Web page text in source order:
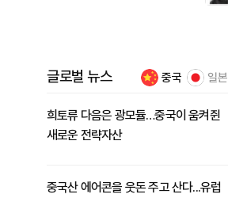
글로벌 뉴스 중국 일본
희토류 다음은 광모듈…중국이 움켜쥔
새로운 전략자산
중국산 에어콘을 웃돈 주고 산다...유럽